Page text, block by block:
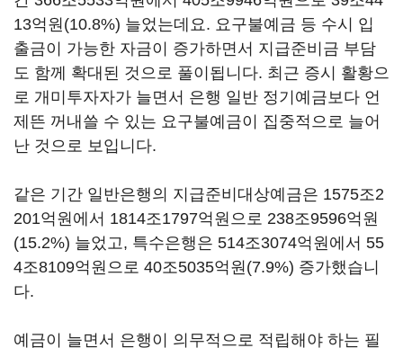
13억원(10.8%) 늘었는데요. 요구불예금 등 수시 입
출금이 가능한 자금이 증가하면서 지급준비금 부담
도 함께 확대된 것으로 풀이됩니다. 최근 증시 활황으
로 개미투자자가 늘면서 은행 일반 정기예금보다 언
제뜬 꺼내쓸 수 있는 요구불예금이 집중적으로 늘어
난 것으로 보입니다.
같은 기간 일반은행의 지급준비대상예금은 1575조2
201억원에서 1814조1797억원으로 238조9596억원
(15.2%) 늘었고, 특수은행은 514조3074억원에서 55
4조8109억원으로 40조5035억원(7.9%) 증가했습니
다.
예금이 늘면서 은행이 의무적으로 적립해야 하는 필